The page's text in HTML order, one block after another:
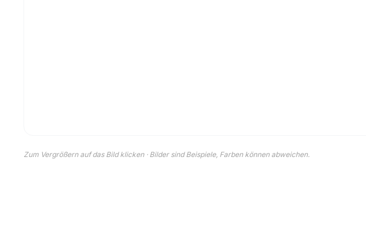
Zum Vergrößern auf das Bild klicken · Bilder sind Beispiele, Farben können abweichen.